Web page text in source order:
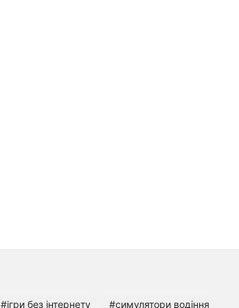
#ігри без інтернету #симулятори водіння